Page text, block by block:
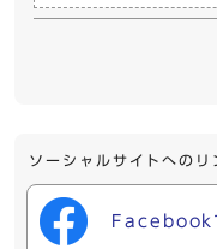
ソーシャルサイトへの
Facebook